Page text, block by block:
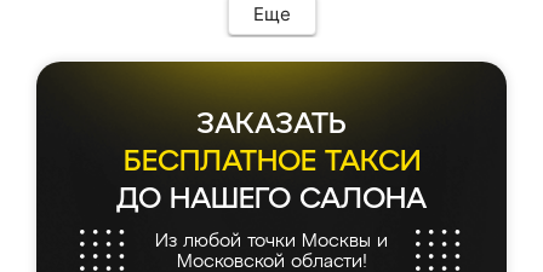
Еще
ЗАКАЗАТЬ
БЕСПЛАТНОЕ ТАКСИ
ДО НАШЕГО САЛОНА
Из любой точки Москвы и
Московской области!